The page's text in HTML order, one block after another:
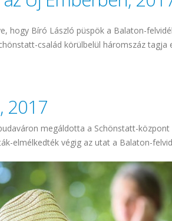
hogy Bíró László püspök a Balaton-
család körülbelül háromszáz tagja
2017
megáldotta a Schönstatt-
elmélkedték végig az utat a Balaton-